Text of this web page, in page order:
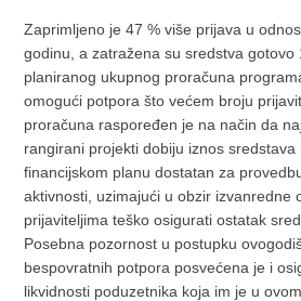
Zaprimljeno je 47 % više prijava u
godinu, a zatražena su sredstva gotovo
planiranog ukupnog proračuna
omogući potpora što većem broju
proračuna raspoređen je na način da
rangirani projekti dobiju iznos sredstava
financijskom planu dostatan za
aktivnosti, uzimajući u obzir izvanredne
prijaviteljima teško osigurati ostatak
Posebna pozornost u postupku
bespovratnih potpora posvećena je i
likvidnosti poduzetnika koja im je u